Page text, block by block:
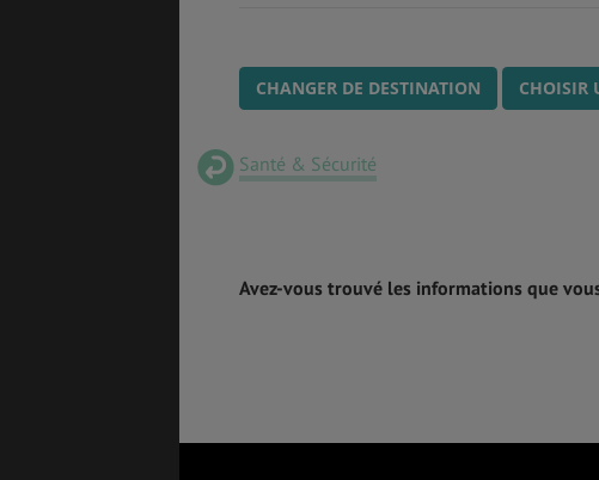
CHANGER DE DESTINATION CHOISIR
Santé & Sécurité
Avez-vous trouvé les informations que